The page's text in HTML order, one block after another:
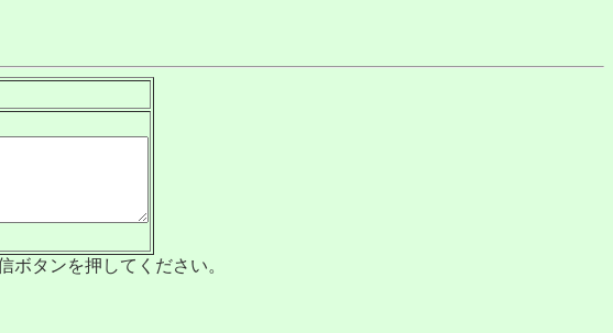
タンを押してください。